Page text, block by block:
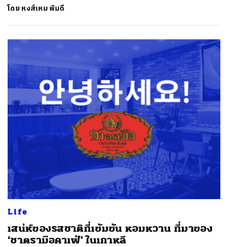
โดย หงส์เหม พิมดี
Life
​เสน่ห์ของรสชาติที่เข้มข้น หอมหวาน ที่มาของ
‘ชาตรามือคาเฟ่’ ในเกาหลี